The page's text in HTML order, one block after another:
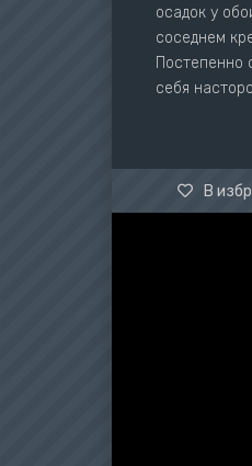
осадок у
соседнем
Постепенно
себя
В